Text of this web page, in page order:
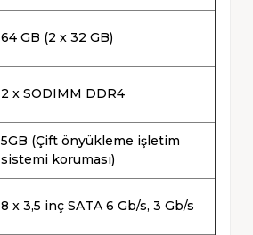
64 GB (2 x 32 GB)
2 x SODIMM DDR4
5GB (Çift önyükleme işletim
sistemi koruması)
8 x 3,5 inç SATA 6 Gb/s, 3 Gb/s